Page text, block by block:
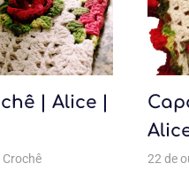
| Alice |
CrochêTodas as postagens,
22 de